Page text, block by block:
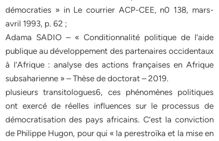
démocraties » in Le courrier ACP-CEE, n0 138, mars-
avril 1993, p. 62 ;
Adama SADIO – « Conditionnalité politique de l’aide
publique au développement des partenaires occidentaux
à l’Afrique : analyse des actions françaises en Afrique
subsaharienne » – Thèse de doctorat – 2019.
plusieurs transitologues6, ces phénomènes politiques
ont exercé de réelles influences sur le processus de
démocratisation des pays africains. C’est la conviction
de Philippe Hugon, pour qui « la perestroïka et la mise en